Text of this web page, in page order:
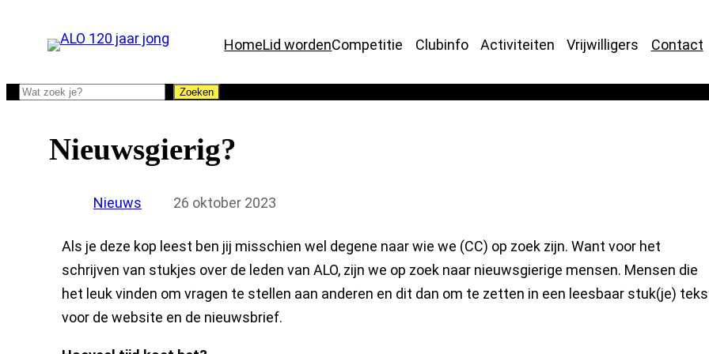
inhoud
HomeLid wordenCompetitie Clubinfo Activiteiten Vrijwilligers Contact
Zoeken Zoeken
Nieuwsgierig?
Nieuws 26 oktober 2023
Als je deze kop leest ben jij misschien wel degene naar wie we (CC) op zoek zijn. Want voor het
schrijven van stukjes over de leden van ALO, zijn we op zoek naar nieuwsgierige mensen. Mensen die
het leuk vinden om vragen te stellen aan anderen en dit dan om te zetten in een leesbaar stuk(je)
voor de website en de nieuwsbrief.